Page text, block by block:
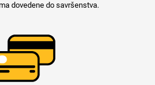
dovedene do savršenstva.
Obiteljski motivi